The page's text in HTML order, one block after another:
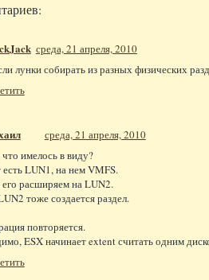
среда, 21 апреля, 2010
лунки собирать из разных физических
среда, 21 апреля, 2010
что имелось в виду?
LUN1, на нем VMFS.
расширяем на LUN2.
тоже создается раздел.
повторяется.
ESX начинает extent считать одним